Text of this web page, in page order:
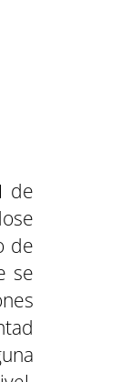
de
de
se